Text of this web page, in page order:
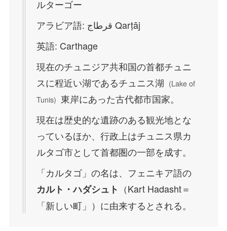
ルターゴー
アラビア語: قرطاج Qarṭāj
英語: Carthage
現在のチュニジア共和国の首都チュニ
スに程近い湖であるチュニス湖 (Lake of
Tunis) 東岸にあった古代都市国家。
現在は歴史的な遺跡のある観光地とな
っているほか、行政上はチュニス県カ
ルタゴ市として首都圏の一部を成す。
「カルタゴ」の名は、フェニキア語の
カルト・ハダシュト （Kart Hadasht＝
「新しい町」）に由来するとされる。